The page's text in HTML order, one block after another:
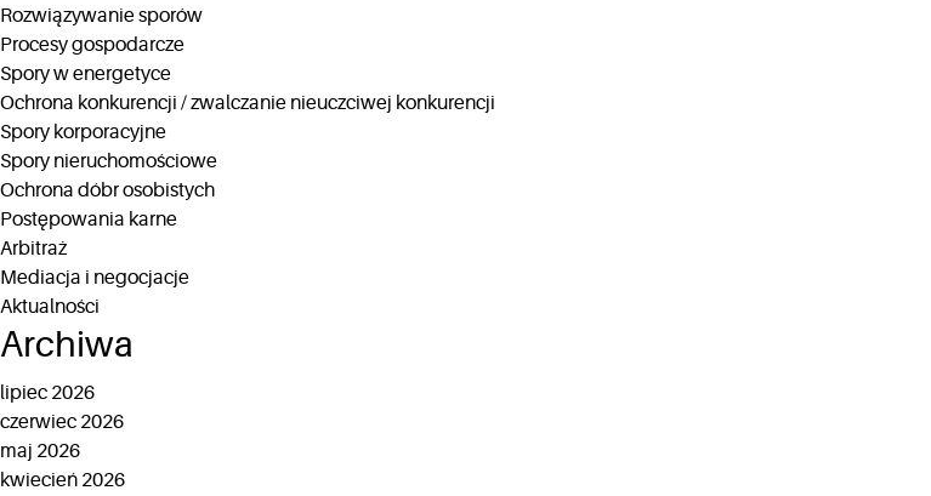
Rozwiązywanie sporów
Procesy gospodarcze
Spory w energetyce
Ochrona konkurencji / zwalczanie nieuczciwej konkurencji
Spory korporacyjne
Spory nieruchomościowe
Ochrona dóbr osobistych
Postępowania karne
Arbitraż
Mediacja i negocjacje
Aktualności
Archiwa
lipiec 2026
czerwiec 2026
maj 2026
kwiecień 2026